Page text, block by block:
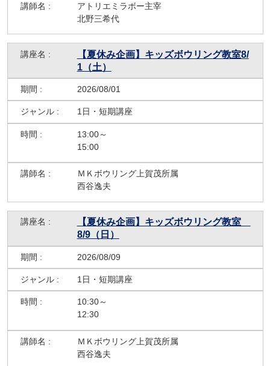
アトリエミラボー主宰
北野三希代
【夏休み企画】キッズボウリング教室8/
1（土）
2026/08/01
1日・短期講座
13:00～
15:00
ＭＫボウリング上賀茂所属
西谷逸夫
【夏休み企画】キッズボウリング教室
8/9（日）
2026/08/09
1日・短期講座
10:30～
12:30
ＭＫボウリング上賀茂所属
西谷逸夫